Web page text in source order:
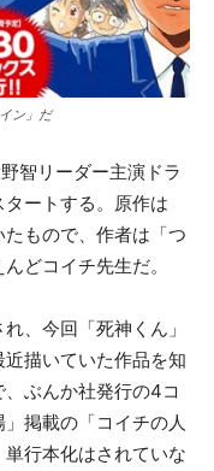
ン」だ
智リーダー主演ドラ
ートする。原作は
たもので、作者は「つ
どコイチ先生だ。
、今回「死神くん」
描いていた作品を知
ぶんか社発行の4コ
掲載の「コイチの人
行本化はされていな